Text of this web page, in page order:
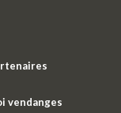
vendanges